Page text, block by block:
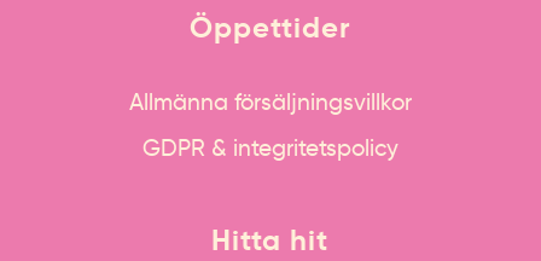
Öppettider
Allmänna försäljningsvillkor
GDPR & integritetspolicy
Hitta hit